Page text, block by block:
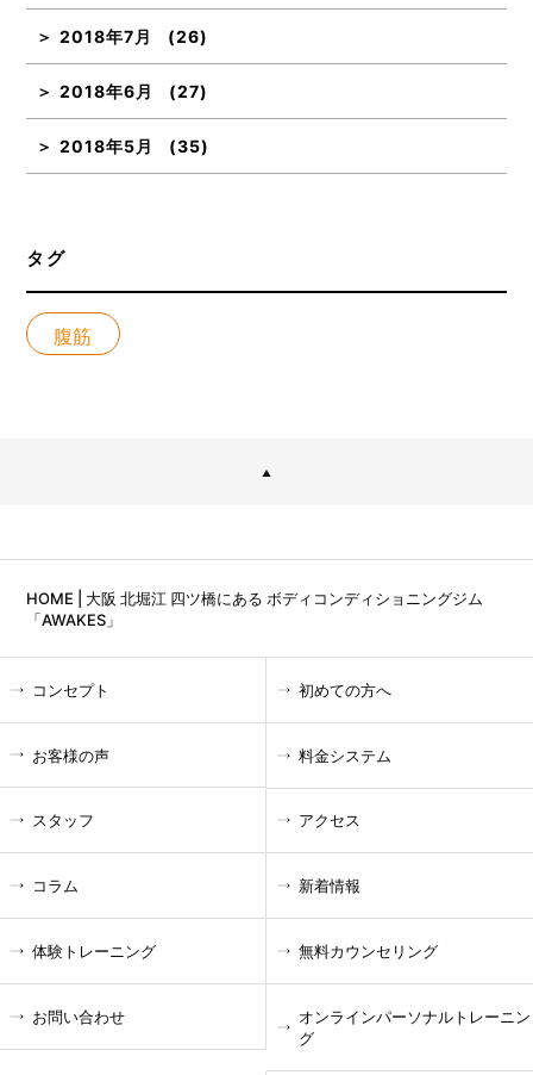
2018年7月 (26)
2018年6月 (27)
2018年5月 (35)
タグ
腹筋
HOME | 大阪 北堀江 四ツ橋にある ボディコンディショニングジム
「AWAKES」
コンセプト 初めての方へ
お客様の声 料金システム
スタッフ アクセス
コラム 新着情報
体験トレーニング 無料カウンセリング
お問い合わせ
オンラインパーソナルトレーニン
グ